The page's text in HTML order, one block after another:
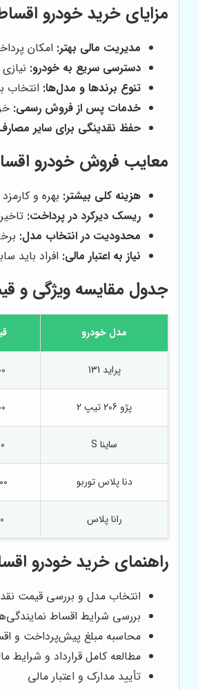
مزایای خرید خودرو
مدیریت مالی بهتر: امکان
دسترسی سریع به خودرو:
تنوع برندها و مدل‌ها: انتخاب
خدمات پس از فروش رسمی:
حفظ نقدینگی برای سایر
معایب فروش خودرو
هزینه کلی بیشتر: بهره و
ریسک دیرکرد در پرداخت:
محدودیت در انتخاب مدل:
نیاز به اعتبار مالی: افراد باید
جدول مقایسه ویژگی و
مدل خودرو
پراید 131
پژو 206 تیپ 2
ساینا S
دنا پلاس توربو
رانا پلاس
راهنمای خرید خودرو
انتخاب مدل و بررسی قیمت
بررسی شرایط اقساط
محاسبه مبلغ پیش‌پرداخت و
مطالعه کامل قرارداد و شرایط
تأیید مدارک و اعتبار مالی